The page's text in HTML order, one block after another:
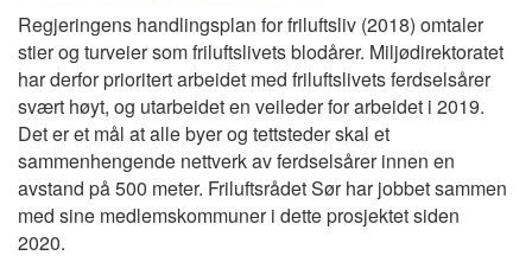
Regjeringens handlingsplan for friluftsliv (2018) omtaler
stier og turveier som friluftslivets blodårer. Miljødirektoratet
har derfor prioritert arbeidet med friluftslivets ferdselsårer
svært høyt, og utarbeidet en veileder for arbeidet i 2019.
Det er et mål at alle byer og tettsteder skal et
sammenhengende nettverk av ferdselsårer innen en
avstand på 500 meter. Friluftsrådet Sør har jobbet sammen
med sine medlemskommuner i dette prosjektet siden
2020.